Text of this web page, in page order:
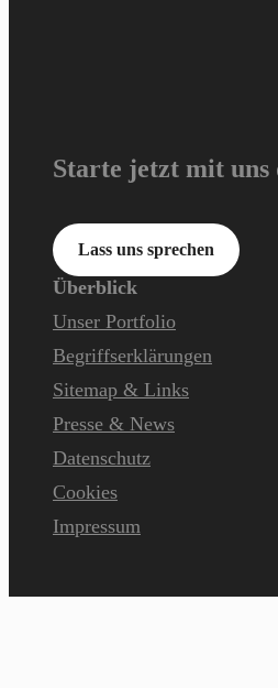
Starte jetzt mit uns
Lass uns sprechen
Überblick
Unser Portfolio
Begriffserklärungen
Sitemap & Links
Presse & News
Datenschutz
Cookies
Impressum